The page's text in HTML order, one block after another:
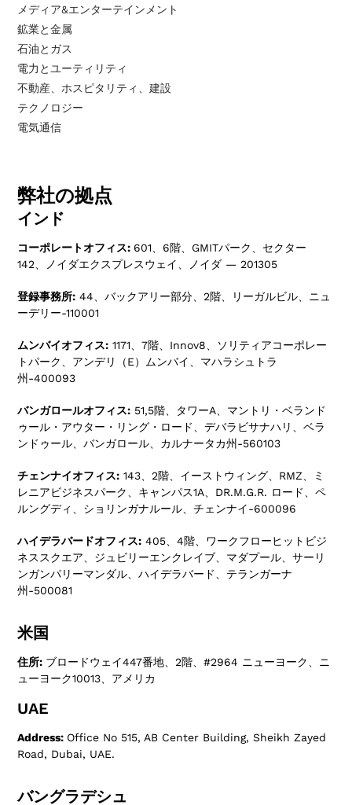
メディア&エンターテインメント
鉱業と金属
石油とガス
電力とユーティリティ
不動産、ホスピタリティ、建設
テクノロジー
電気通信
弊社の拠点
インド
コーポレートオフィス: 601、6階、GMITパーク、セクター
142、ノイダエクスプレスウェイ、ノイダ — 201305
登録事務所: 44、バックアリー部分、2階、リーガルビル、ニュ
ーデリー-110001
ムンバイオフィス: 1171、7階、Innov8、ソリティアコーポレー
トパーク、アンデリ（E）ムンバイ、マハラシュトラ
州-400093
バンガロールオフィス: 51,5階、タワーA、マントリ・ベランド
ゥール・アウター・リング・ロード、デバラビサナハリ、ベラ
ンドゥール、バンガロール、カルナータカ州-560103
チェンナイオフィス: 143、2階、イーストウィング、RMZ、ミ
レニアビジネスパーク、キャンパス1A、DR.M.G.R. ロード、ペ
ルングディ、ショリンガナルール、チェンナイ-600096
ハイデラバードオフィス: 405、4階、ワークフローヒットビジ
ネススクエア、ジュビリーエンクレイブ、マダプール、サーリ
ンガンパリーマンダル、ハイデラバード、テランガーナ
州-500081
米国
住所: ブロードウェイ447番地、2階、#2964 ニューヨーク、ニ
ューヨーク10013、アメリカ
UAE
Address: Office No 515, AB Center Building, Sheikh Zayed
Road, Dubai, UAE.
バングラデシュ